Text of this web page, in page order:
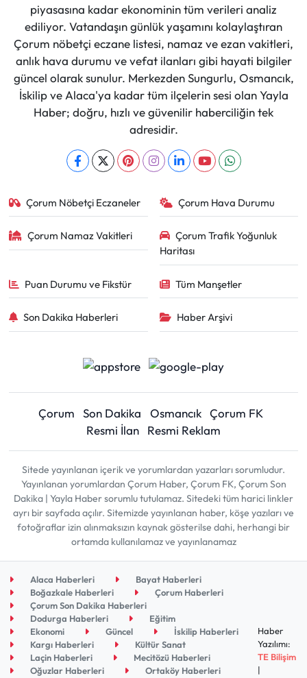
piyasasına kadar ekonominin tüm verileri analiz
ediliyor. Vatandaşın günlük yaşamını kolaylaştıran
Çorum nöbetçi eczane listesi, namaz ve ezan vakitleri,
anlık hava durumu ve vefat ilanları gibi hayati bilgiler
güncel olarak sunulur. Merkezden Sungurlu, Osmancık,
İskilip ve Alaca'ya kadar tüm ilçelerin sesi olan Yayla
Haber; doğru, hızlı ve güvenilir haberciliğin tek
adresidir.
Çorum Nöbetçi Eczaneler Çorum Hava Durumu
Çorum Namaz Vakitleri
Çorum Trafik Yoğunluk
Haritası
Puan Durumu ve Fikstür Tüm Manşetler
Son Dakika Haberleri Haber Arşivi
Çorum Son Dakika Osmancık Çorum FK
Resmi İlan
Resmi Reklam
Sitede yayınlanan içerik ve yorumlardan yazarları sorumludur.
Yayınlanan yorumlardan Çorum Haber, Çorum FK, Çorum Son
Dakika | Yayla Haber sorumlu tutulamaz. Sitedeki tüm harici linkler
ayrı bir sayfada açılır. Sitemizde yayınlanan haber, köşe yazıları ve
fotoğraflar izin alınmaksızın kaynak gösterilse dahi, herhangi bir
ortamda kullanılamaz ve yayınlanamaz
Alaca Haberleri
Bayat Haberleri
Boğazkale Haberleri
Çorum Haberleri
Çorum Son Dakika Haberleri
Dodurga Haberleri
Eğitim
Ekonomi
Güncel
İskilip Haberleri
Kargı Haberleri
Kültür Sanat
Laçin Haberleri
Mecitözü Haberleri
Oğuzlar Haberleri
Ortaköy Haberleri
Haber
Yazılımı:
TE Bilişim
|